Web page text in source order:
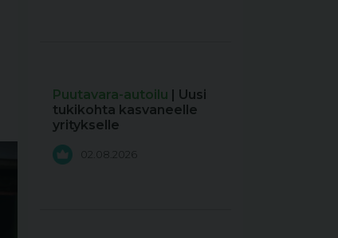
Puutavara-autoilu | Uusi
tukikohta kasvaneelle
yritykselle
02.08.2026